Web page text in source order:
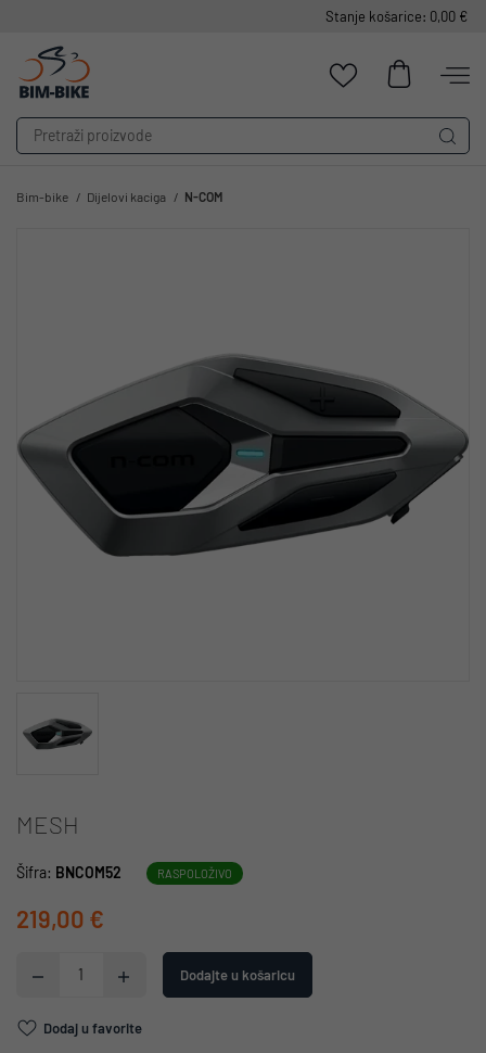
Stanje košarice: 0,00 €
Bim-bike Dijelovi kaciga N-COM
MESH
Šifra: BNCOM52 RASPOLOŽIVO
219,00 €
Dodajte u košaricu
Dodaj u favorite